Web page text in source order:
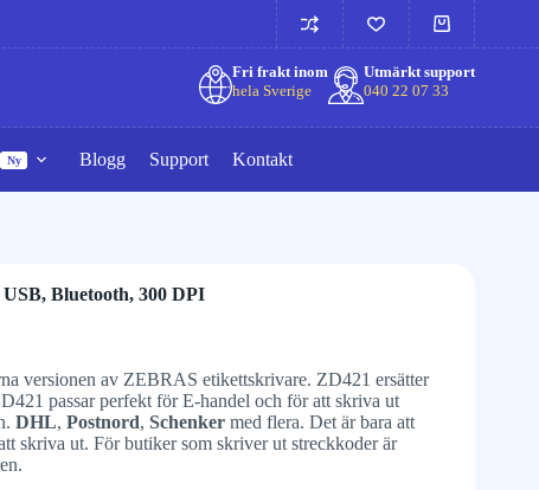
Fri frakt inom
hela Sverige
Utmärkt support
040 22 07 33
Ny Blogg Support Kontakt
Bluetooth, 300 DPI
versionen av ZEBRAS etikettskrivare. ZD421 ersätter
passar perfekt för E-handel och för att skriva ut
DHL, Postnord, Schenkermed flera. Det är bara att
skriva ut. För butiker som skriver ut streckkoder är